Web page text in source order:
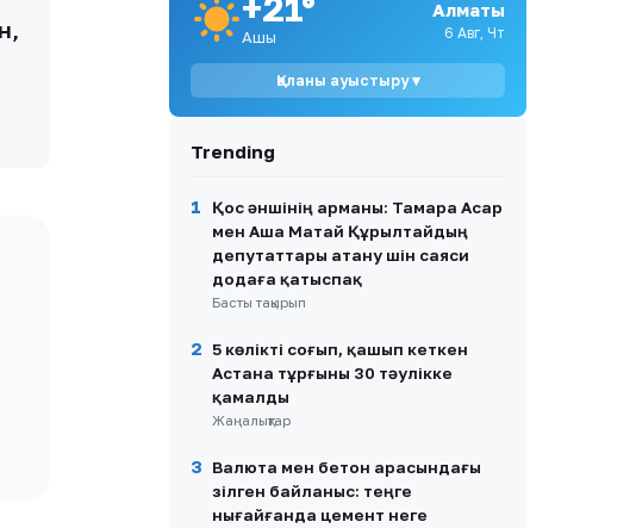
8
Қазақстанда зейнетақы
ережелері өзгереді
9
Айгүл Иманбаева Алтынай
тойына неге бармағанын
10
ҚР Ғылым және жоғары білім
министрі мемлекеттік грант
конкурсының
қорытындысын жариялады
Ашық
Алматы
6 Авг, Чт
Қаланы ауыстыру ▾
Trending
1
Қос әншінің арманы: Тамара Асар
мен Аша Матай Құрылтайдың
депутаттары атану үшін саяси
додаға қатыспақ
Басты тақырып
2
5 көлікті соғып, қашып кеткен
Астана тұрғыны 30 тәулікке
қамалды
Жаңалықтар
3
Валюта мен бетон арасындағы
үзілген байланыс: теңге
нығайғанда цемент неге